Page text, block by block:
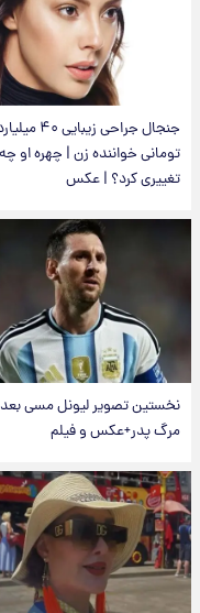
جنجال جراحی زیبایی ۴۰ میلیارد
تومانی خواننده زن | چهره او چه
تغییری کرد؟ | عکس
نخستین تصویر لیونل مسی بعد از
مرگ پدر+عکس و فیلم